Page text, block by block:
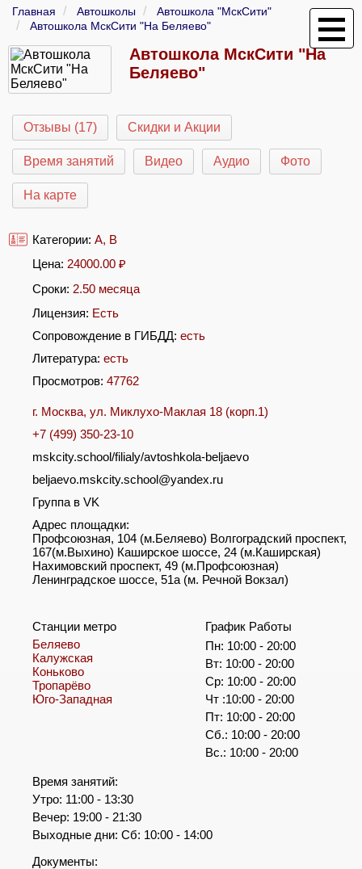
Главная Автошколы
Автошкола "МскСити"
Автошкола МскСити "На Беляево"
Автошкола МскСити "На
Беляево"
Отзывы (17) Скидки и Акции
Время занятий Видео Аудио Фото
На карте
Категории: A, B
Цена: 24000.00 ₽
Сроки: 2.50 месяца
Лицензия: Есть
Сопровождение в ГИБДД: есть
Литература: есть
Просмотров: 47762
г. Москва, ул. Миклухо-Маклая 18 (корп.1)
+7 (499) 350-23-10
mskcity.school/filialy/avtoshkola-beljaevo
beljaevo.mskcity.school@yandex.ru
Группа в VK
Адрес площадки:
Профсоюзная, 104 (м.Беляево) Волгоградский проспект,
167(м.Выхино) Каширское шоссе, 24 (м.Каширская)
Нахимовский проспект, 49 (м.Профсоюзная)
Ленинградское шоссе, 51а (м. Речной Вокзал)
Станции метро
Беляево
Калужская
Коньково
Тропарёво
Юго-Западная
График Работы
Пн: 10:00 - 20:00
Вт: 10:00 - 20:00
Ср: 10:00 - 20:00
Чт :10:00 - 20:00
Пт: 10:00 - 20:00
Сб.: 10:00 - 20:00
Вс.: 10:00 - 20:00
Время занятий:
Утро: 11:00 - 13:30
Вечер: 19:00 - 21:30
Выходные дни: Сб: 10:00 - 14:00
Документы: